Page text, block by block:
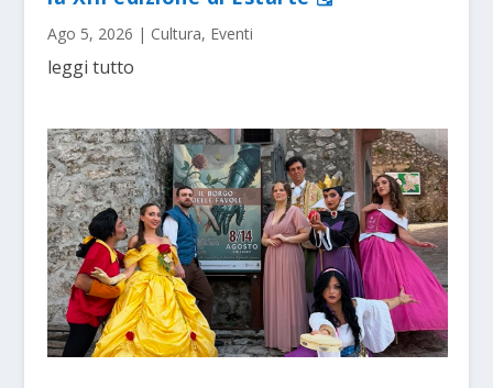
Ago 5, 2026 | Cultura, Eventi
leggi tutto